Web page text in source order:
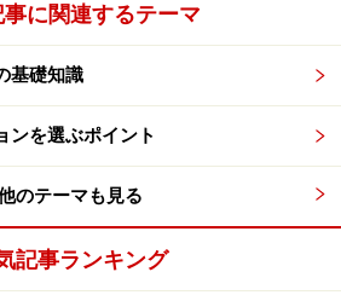
事に関連するテーマ
基礎知識
ンを選ぶポイント
のテーマも見る
記事ランキング